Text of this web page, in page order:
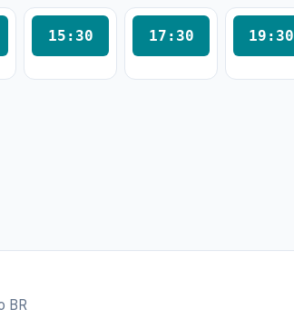
15:30 17:30 19:30
BR